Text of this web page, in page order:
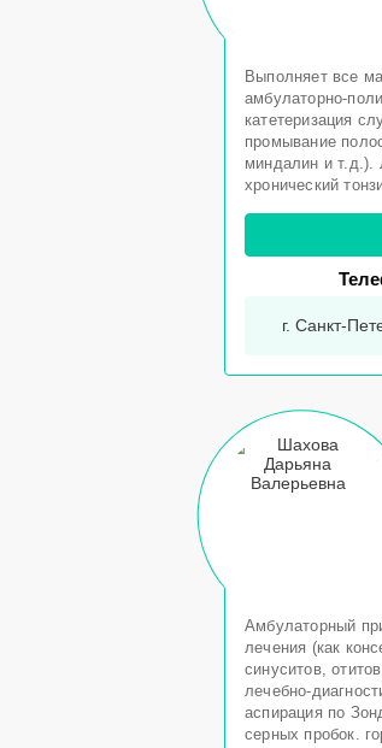
Выполняет все
амбулаторно-
катетеризация
промывание
миндалин и т.д.).
хронический
г. Санкт-
Амбулаторный
лечения (как
синуситов,
лечебно-
аспирация по
серных пробок.